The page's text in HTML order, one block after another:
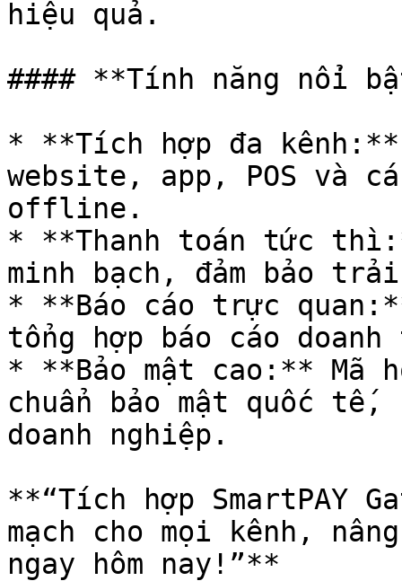
hiệu quả.
#### **Tính năng nổi
* **Tích hợp đa
website, app, POS và
offline.
* **Thanh toán tức
minh bạch, đảm bảo trải
* **Báo cáo trực
tổng hợp báo cáo
* **Bảo mật cao:**
chuẩn bảo mật quốc
doanh nghiệp.
**“Tích hợp SmartPAY
mạch cho mọi kênh,